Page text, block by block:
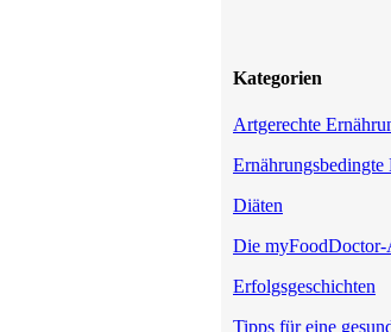
Kategorien
Artgerechte
Ernährungsbedingte
Diäten
Die
Erfolgsgeschichten
Tipps für eine